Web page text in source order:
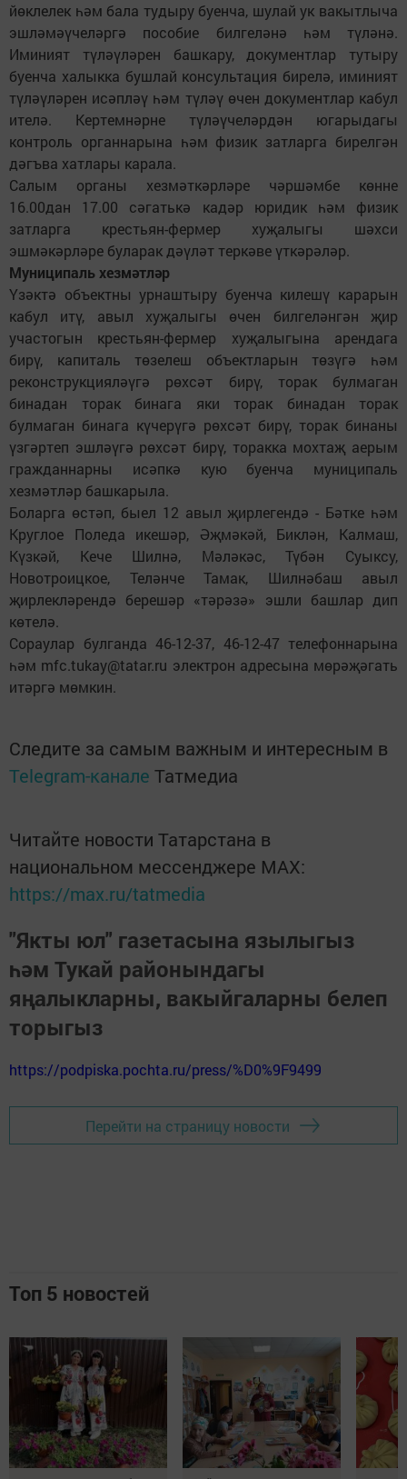
йөклелек һәм бала тудыру буенча, шулай ук вакытлыча
эшләмәүчеләргә пособие билгеләнә һәм түләнә.
Иминият түләүләрен башкару, документлар тутыру
буенча халыкка бушлай консультация бирелә, иминият
түләүләрен исәпләү һәм түләү өчен документлар кабул
ителә. Кертемнәрне түләүчеләрдән югарыдагы
контроль органнарына һәм физик затларга бирелгән
дәгъва хатлары карала.
Салым органы хезмәткәрләре чәршәмбе көнне
16.00дан 17.00 сәгатькә кадәр юридик һәм физик
затларга крестьян-фермер хуҗалыгы шәхси
эшмәкәрләре буларак дәүләт теркәве үткәрәләр.
Муниципаль хезмәтләр
Үзәктә объектны урнаштыру буенча килешү карарын
кабул итү, авыл хуҗалыгы өчен билгеләнгән җир
участогын крестьян-фермер хуҗалыгына арендага
бирү, капиталь төзелеш объектларын төзүгә һәм
реконструкцияләүгә рөхсәт бирү, торак булмаган
бинадан торак бинага яки торак бинадан торак
булмаган бинага күчерүгә рөхсәт бирү, торак бинаны
үзгәртеп эшләүгә рөхсәт бирү, торакка мохтаҗ аерым
гражданнарны исәпкә кую буенча муниципаль
хезмәтләр башкарыла.
Боларга өстәп, быел 12 авыл җирлегендә - Бәтке һәм
Круглое Поледа икешәр, Әҗмәкәй, Биклән, Калмаш,
Күзкәй, Кече Шилнә, Мәләкәс, Түбән Суыксу,
Новотроицкое, Теләнче Тамак, Шилнәбаш авыл
җирлекләрендә берешәр «тәрәзә» эшли башлар дип
көтелә.
Сораулар булганда 46-12-37, 46-12-47 телефоннарына
һәм mfc.tukay@tatar.ru электрон адресына мөрәҗәгать
итәргә мөмкин.
Следите за самым важным и интересным в
Telegram-канале Татмедиа
Читайте новости Татарстана в
национальном мессенджере MАХ:
https://max.ru/tatmedia
"Якты юл" газетасына язылыгыз
һәм Тукай районындагы
яңалыкларны, вакыйгаларны белеп
торыгыз
https://podpiska.pochta.ru/press/%D0%9F9499
Перейти на страницу новости
Топ 5 новостей